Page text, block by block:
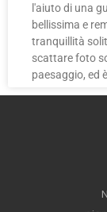
l'aiuto di una
bellissima e
tranquillità
scattare foto
paesaggio, ed